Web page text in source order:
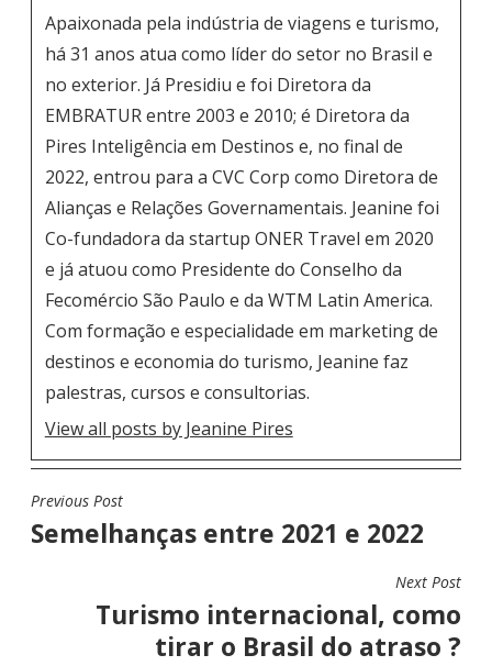
Apaixonada pela indústria de viagens e turismo,
há 31 anos atua como líder do setor no Brasil e
no exterior. Já Presidiu e foi Diretora da
EMBRATUR entre 2003 e 2010; é Diretora da
Pires Inteligência em Destinos e, no final de
2022, entrou para a CVC Corp como Diretora de
Alianças e Relações Governamentais. Jeanine foi
Co-fundadora da startup ONER Travel em 2020
e já atuou como Presidente do Conselho da
Fecomércio São Paulo e da WTM Latin America.
Com formação e especialidade em marketing de
destinos e economia do turismo, Jeanine faz
palestras, cursos e consultorias.
View all posts by Jeanine Pires
N
A
Previous Post
Semelhanças entre 2021 e 2022
Next Post
Turismo internacional, como
tirar o Brasil do atraso ?